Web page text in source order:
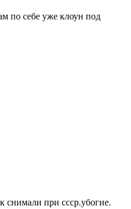
по себе уже клоун под
снимали при ссср.убогие.